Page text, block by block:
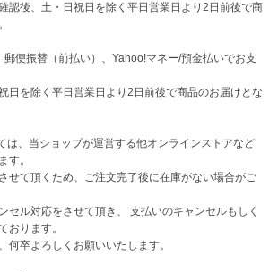
認後、土・日祝日を除く平日営業日より2日前後で商
郵便振替（前払い）、Yahoo!マネー/預金払いでお支
日を除く平日営業日より2日前後で商品のお届けとな
は、当ショップが運営する他オンラインストアなど
す。
せて頂くため、ご注文完了後に在庫がない場合がご
セル対応をさせて頂き、 支払いのキャンセルもしく
おります。
何卒よろしくお願いいたします。